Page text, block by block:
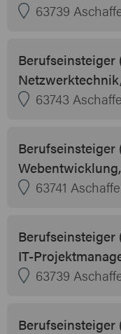
63739
63743
63741
IT-
63739